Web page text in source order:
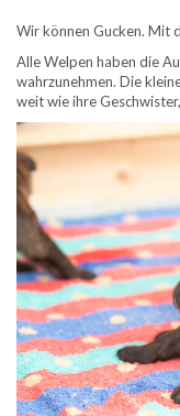
Wir können Gucken. Mit
Alle Welpen haben die
wahrzunehmen. Die
weit wie ihre